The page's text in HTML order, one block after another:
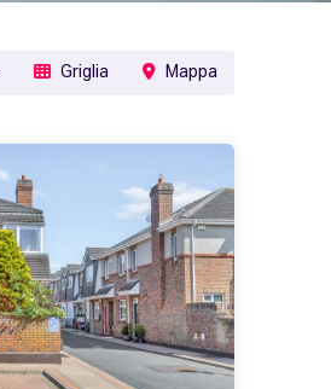
Griglia Mappa